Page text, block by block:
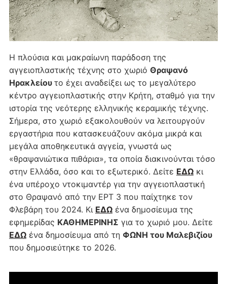
Η πλούσια και μακραίωνη παράδοση της
αγγειοπλαστικής τέχνης στο χωριό Θραψανό
Ηρακλείου το έχει αναδείξει ως το μεγαλύτερο
κέντρο αγγειοπλαστικής στην Κρήτη, σταθμό για την
ιστορία της νεότερης ελληνικής κεραμικής τέχνης.
Σήμερα, στο χωριό εξακολουθούν να λειτουργούν
εργαστήρια που κατασκευάζουν ακόμα μικρά και
μεγάλα αποθηκευτικά αγγεία, γνωστά ως
«θραψανιώτικα πιθάρια», τα οποία διακινούνται τόσο
στην Ελλάδα, όσο και το εξωτερικό. Δείτε ΕΔΩκι
ένα υπέροχο ντοκιμαντέρ για την αγγειοπλαστική
στο Θραψανό από την ΕΡΤ 3 που παίχτηκε τον
Φλεβάρη του 2024. Κι ΕΔΩένα δημοσίευμα της
εφημερίδας ΚΑΘΗΜΕΡΙΝΗΣ για το χωριό μου. Δείτε
ΕΔΩένα δημοσίευμα από τη ΦΩΝΗ του Μαλεβιζίου
που δημοσιεύτηκε το 2026.